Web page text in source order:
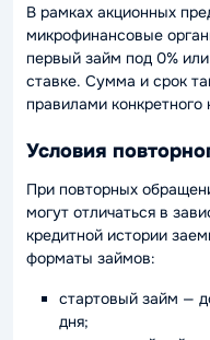
В рамках акционных
микрофинансовые
первый займ под 0%
ставке. Сумма и срок
правилами конкретного
Условия
При повторных
могут отличаться в
кредитной истории
форматы займов:
стартовый займ —
дня;